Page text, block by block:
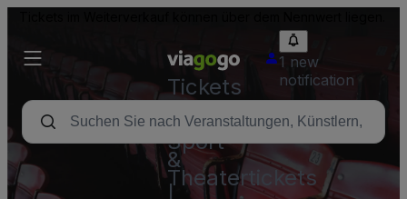
Tickets
-
Konzert-,
Sport-
&
Theatertickets
1 new
notification